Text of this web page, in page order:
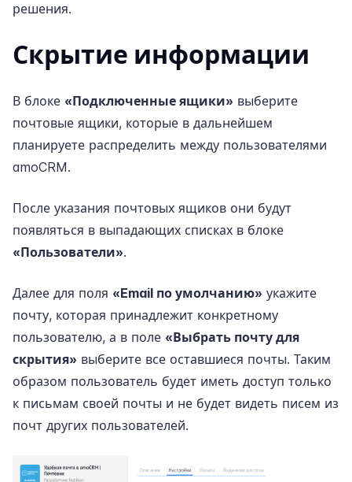
решения.
Скрытие информации
В блоке «Подключенные ящики» выберите
почтовые ящики, которые в дальнейшем
планируете распределить между пользователями
amoCRM.
После указания почтовых ящиков они будут
появляться в выпадающих списках в блоке
«Пользователи».
Далее для поля «Email по умолчанию» укажите
почту, которая принадлежит конкретному
пользователю, а в поле «Выбрать почту для
скрытия» выберите все оставшиеся почты. Таким
образом пользователь будет иметь доступ только
к письмам своей почты и не будет видеть писем из
почт других пользователей.